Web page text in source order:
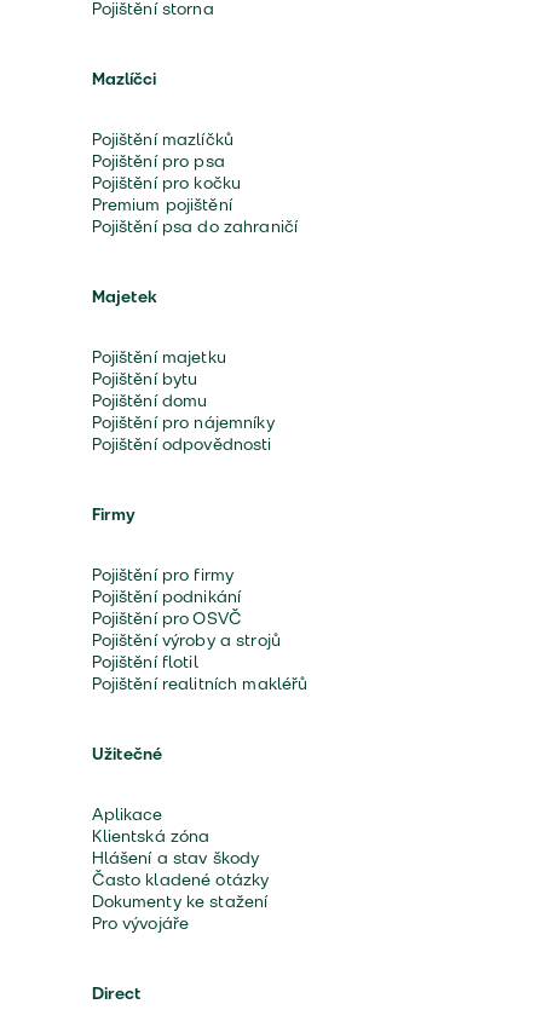
Pojištění storna
Mazlíčci
Pojištění mazlíčků
Pojištění pro psa
Pojištění pro kočku
Premium pojištění
Pojištění psa do zahraničí
Majetek
Pojištění majetku
Pojištění bytu
Pojištění domu
Pojištění pro nájemníky
Pojištění odpovědnosti
Firmy
Pojištění pro firmy
Pojištění podnikání
Pojištění pro OSVČ
Pojištění výroby a strojů
Pojištění flotil
Pojištění realitních makléřů
Užitečné
Aplikace
Klientská zóna
Hlášení a stav škody
Často kladené otázky
Dokumenty ke stažení
Pro vývojáře
Direct